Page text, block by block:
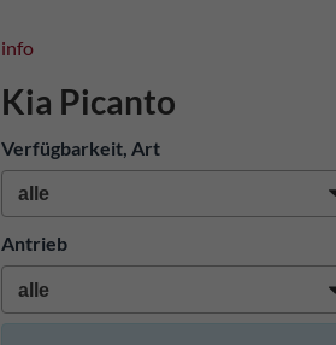
info
Kia Picanto
Verfügbarkeit, Art
Antrieb